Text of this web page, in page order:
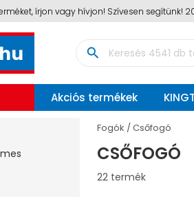
írjon vagy hívjon! Szívesen segítünk!
Akciós termékek
search
Fogók Csőfogó
CSŐFOGÓ
22 termék